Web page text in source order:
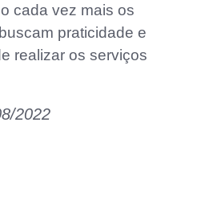
cada vez mais os
praticidade e
realizar os serviços
2022